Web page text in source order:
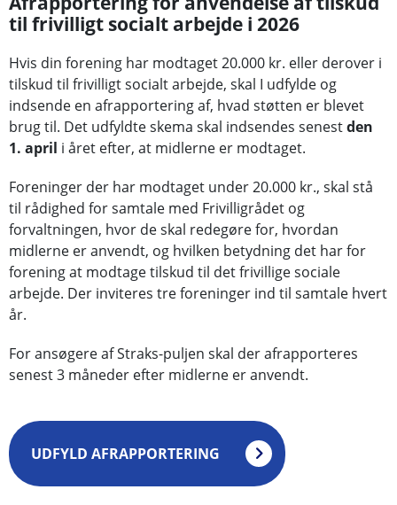
til frivilligt socialt arbejde i 2026
Hvis din forening har modtaget 20.000 kr. eller derover i
tilskud til frivilligt socialt arbejde, skal I udfylde og
indsende en afrapportering af, hvad støtten er blevet
brug til. Det udfyldte skema skal indsendes senestden
1. april i året efter, at midlerne er modtaget.
Foreninger der har modtaget under 20.000 kr., skal stå
til rådighed for samtale med Frivilligrådet og
forvaltningen, hvor de skal redegøre for, hvordan
midlerne er anvendt, og hvilken betydning det har for
forening at modtage tilskud til det frivillige sociale
arbejde. Der inviteres tre foreninger ind til samtale hvert
år.
For ansøgere af Straks-puljen skal der afrapporteres
senest 3 måneder efter midlerne er anvendt.
UDFYLD AFRAPPORTERING